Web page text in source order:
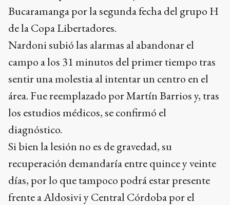
Bucaramanga por la segunda fecha del grupo H
de la Copa Libertadores.
Nardoni subió las alarmas al abandonar el
campo a los 31 minutos del primer tiempo tras
sentir una molestia al intentar un centro en el
área. Fue reemplazado por Martín Barrios y, tras
los estudios médicos, se confirmó el
diagnóstico.
Si bien la lesión no es de gravedad, su
recuperación demandaría entre quince y veinte
días, por lo que tampoco podrá estar presente
frente a Aldosivi y Central Córdoba por el